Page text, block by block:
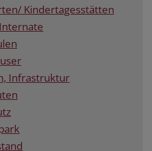
Kindertagesstätten
Infrastruktur